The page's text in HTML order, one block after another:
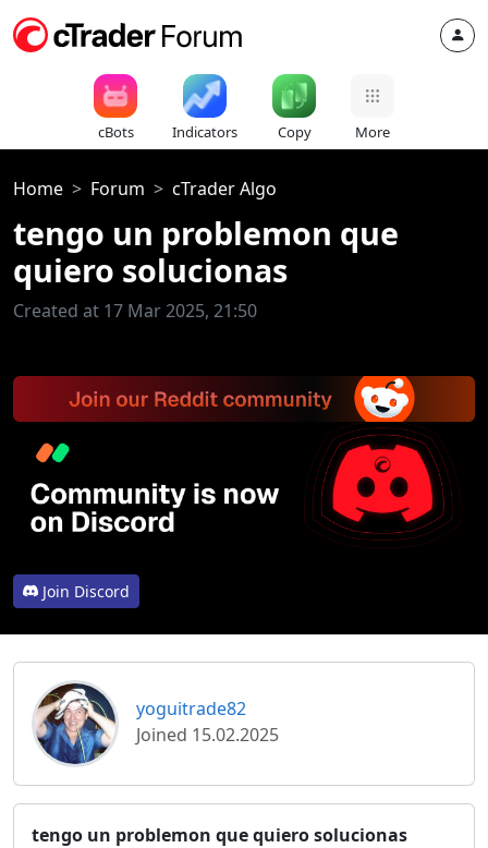
cBots Indicators Copy More
Home Forum cTrader Algo
tengo un problemon que
quiero solucionas
Created at 17 Mar 2025, 21:50
Join Discord
yoguitrade82
Joined 15.02.2025
tengo un problemon que quiero solucionas